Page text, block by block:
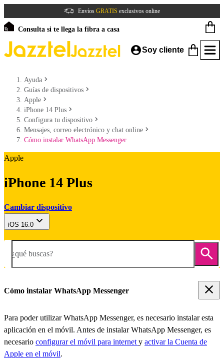
Envíos GRATIS exclusivos online
Consulta si te llega la fibra a casa
Soy cliente
Ayuda
Guías de dispositivos
Apple
iPhone 14 Plus
Configura tu dispositivo
Mensajes, correo electrónico y chat online
Cómo instalar WhatsApp Messenger
Apple
iPhone 14 Plus
Cambiar dispositivo
iOS 16.0
¿qué buscas?
Cómo instalar WhatsApp Messenger
Para poder utilizar WhatsApp Messenger, es necesario instalar esta
aplicación en el móvil. Antes de instalar WhatsApp Messenger, es
necesario configurar el móvil para internet y activar la Cuenta de
Apple en el móvil.